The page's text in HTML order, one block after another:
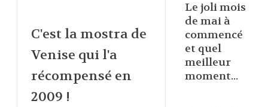
C'est la mostra de
Venise qui l'a
récompensé en
2009 !
Le joli mois
de mai à
commencé
et quel
meilleur
moment...